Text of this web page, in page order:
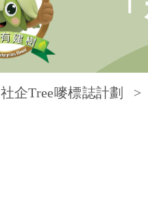
社企Tree嘜標誌計劃